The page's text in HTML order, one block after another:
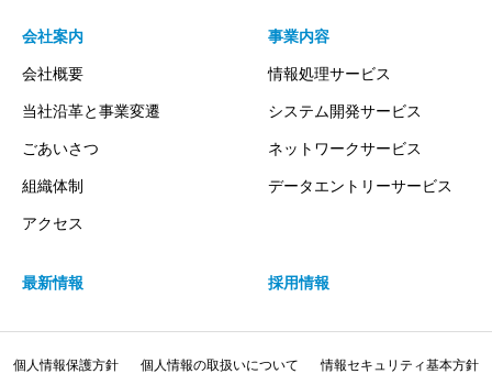
会社案内
会社概要
当社沿革と事業変遷
ごあいさつ
組織体制
アクセス
事業内容
情報処理サービス
システム開発サービス
ネットワークサービス
データエントリーサービス
最新情報 採用情報
個人情報保護方針 個人情報の取扱いについて 情報セキュリティ基本方針